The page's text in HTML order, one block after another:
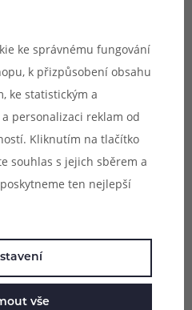
79 Kč
pro Innokin Zlide Tank
(2ml)
ke správnému fungování
k přizpůsobení obsahu
ke statistickým a
personalizaci reklam od
Kliknutím na tlačítko
souhlas s jejich sběrem a
ten nejlepší
vše